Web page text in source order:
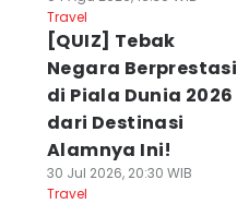
Travel
[QUIZ] Tebak
Negara Berprestasi
di Piala Dunia 2026
dari Destinasi
Alamnya Ini!
30 Jul 2026, 20:30 WIB
Travel